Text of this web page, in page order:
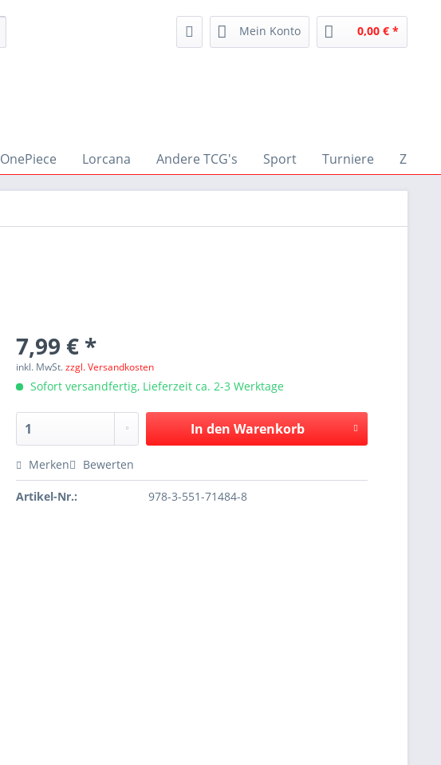
Mein Konto 0,00 € *
OnePiece Lorcana Andere TCG's Sport Turniere
7,99 € *
inkl. MwSt.zzgl. Versandkosten
Sofort versandfertig, Lieferzeit ca. 2-3 Werktage
In den Warenkorb
Merken Bewerten
Artikel-Nr.: 978-3-551-71484-8